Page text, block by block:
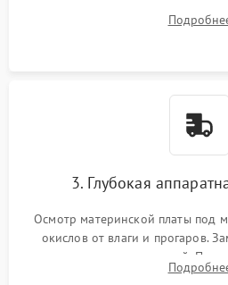
высохшей термопасты с
3. Глубокая
Осмотр материнской платы под
окислов от влаги и прогаров.
дежурных напряжений.
мультиконтроллера,